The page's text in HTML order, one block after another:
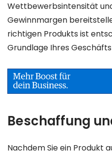
Wettbewerbsintensität
Gewinnmargen
richtigen Produkts ist
Grundlage Ihres
Beschaffung
Nachdem Sie ein Produkt